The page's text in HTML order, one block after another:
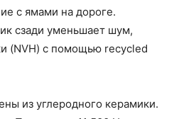
с ямами на дороге.
сзади уменьшает шум,
(NVH) с помощью recycled
из углеродного керамики.